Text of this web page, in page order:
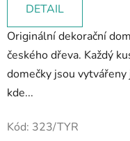
5,0
z
5
hvězdiček.
DETAIL
Originální dekorační
českého dřeva. Každý
domečky jsou
kde...
Kód: 323/TYR